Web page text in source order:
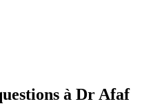
à Dr Afaf